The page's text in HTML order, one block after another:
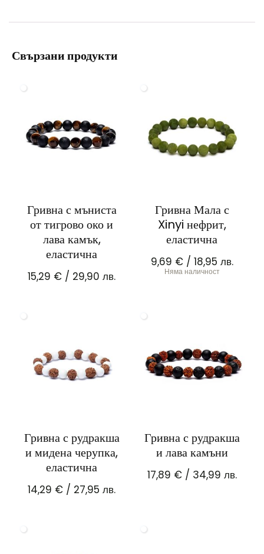
Свързани продукти
Гривна с мъниста
от тигрово око и
лава камък,
еластична
15,29 € / 29,90 лв.
Гривна Мала с
Xinyi нефрит,
еластична
9,69 €/ 18,95 лв.
Няма наличност
Гривна с рудракша
и мидена черупка,
еластична
14,29 € / 27,95 лв.
Гривна с рудракша
и лава камъни
17,89 €/ 34,99 лв.